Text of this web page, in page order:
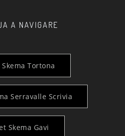
A NAVIGARE
Tortona
Serravalle Scrivia
Skema Gavi